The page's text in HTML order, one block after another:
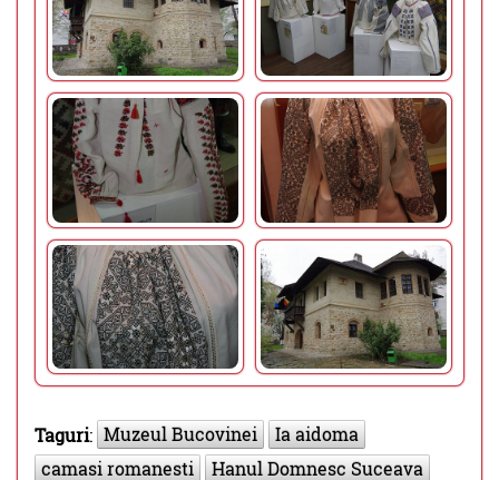
Taguri: Muzeul Bucovinei
Ia aidoma
camasi romanesti
Hanul Domnesc Suceava